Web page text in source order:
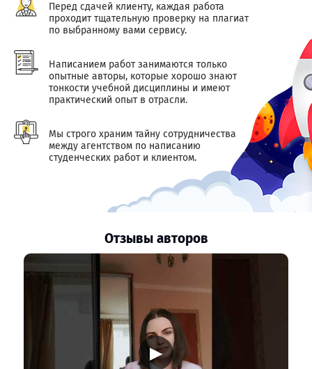
Перед сдачей клиенту, каждая работа
проходит тщательную проверку на плагиат
по выбранному вами сервису.
Написанием работ занимаются только
опытные авторы, которые хорошо знают
тонкости учебной дисциплины и имеют
практический опыт в отрасли.
Мы строго храним тайну сотрудничества
между агентством по написанию
студенческих работ и клиентом.
Отзывы авторов
▶